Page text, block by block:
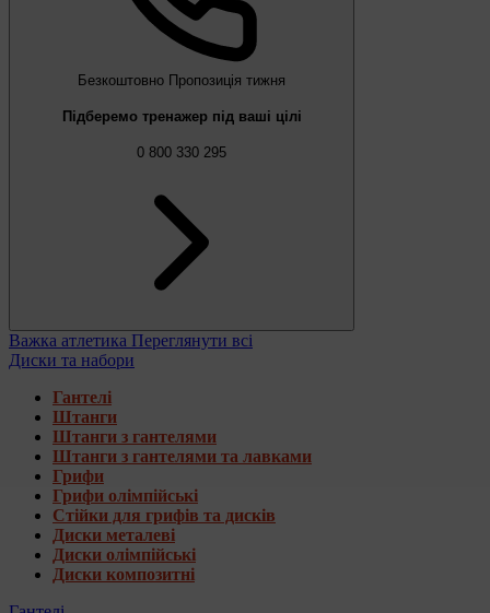
Безкоштовно Пропозиція тижня
Підберемо тренажер під ваші цілі
0 800 330 295
Важка атлетика Переглянути всі
Диски та набори
Гантелі
Штанги
Штанги з гантелями
Штанги з гантелями та лавками
Грифи
Грифи олімпійські
Стійки для грифів та дисків
Диски металеві
Диски олімпійські
Диски композитні